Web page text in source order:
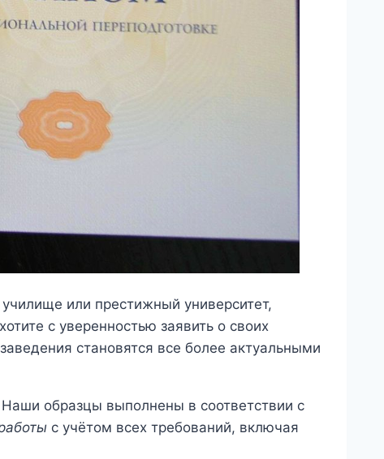
или престижный университет,
с уверенностью заявить о своих
становятся все более актуальными
образцы выполнены в соответствии с
с учётом всех требований, включая